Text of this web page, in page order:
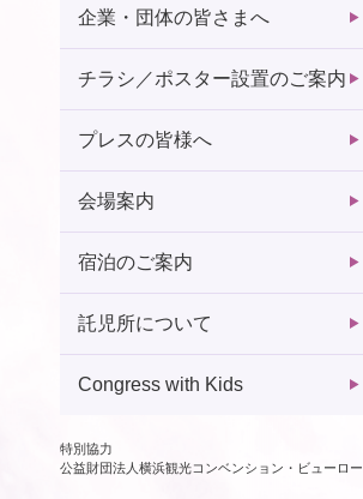
企業・団体の皆さまへ
チラシ／ポスター設置のご案内
プレスの皆様へ
会場案内
宿泊のご案内
託児所について
Congress with Kids
特別協力
公益財団法人横浜観光コンベンション・ビューロー